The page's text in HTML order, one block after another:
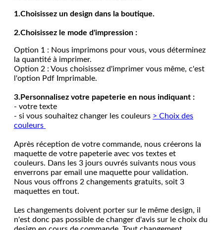
1.Choisissez un design dans la boutique.
2.Choisissez le mode d'impression :
Option 1 : Nous imprimons pour vous, vous déterminez
la quantité à imprimer.
Option 2 : Vous choisissez d'imprimer vous même, c'est
l'option Pdf Imprimable.
3.Personnalisez votre papeterie en nous indiquant :
- votre texte
- si vous souhaitez changer les couleurs > Choix des
couleurs
Après réception de votre commande, nous créerons la
maquette de votre papeterie avec vos textes et
couleurs. Dans les 3 jours ouvrés suivants nous vous
enverrons par email une maquette pour validation.
Nous vous offrons 2 changements gratuits, soit 3
maquettes en tout.
Les changements doivent porter sur le même design, il
n'est donc pas possible de changer d'avis sur le choix du